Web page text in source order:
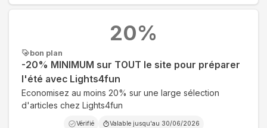
bon plan
-20% MINIMUM sur TOUT le site pour préparer
l'été avec Lights4fun
Economisez au moins 20% sur une large sélection
d'articles chez Lights4fun
Vérifié Valable jusqu'au 30/06/2026
20%